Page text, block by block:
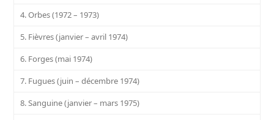
4. Orbes (1972 – 1973)
5. Fièvres (janvier – avril 1974)
6. Forges (mai 1974)
7. Fugues (juin – décembre 1974)
8. Sanguine (janvier – mars 1975)